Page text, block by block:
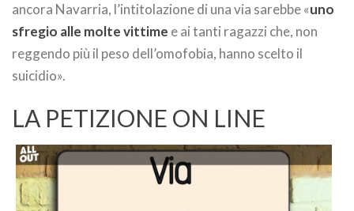
ancora Navarria, l’intitolazione di una via sarebbe «uno
sfregio alle molte vittime e ai tanti ragazzi che, non
reggendo più il peso dell’omofobia, hanno scelto il
suicidio».
LA PETIZIONE ON LINE